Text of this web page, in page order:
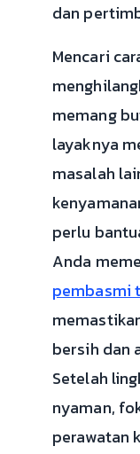
dan
Mencari
memang
layaknya
masalah
perlu
Anda
pembasmi
bersih dan
Setelah
nyaman,
perawatan